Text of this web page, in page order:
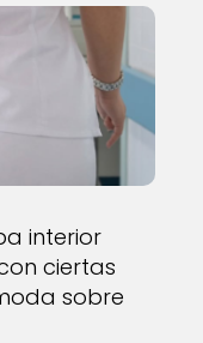
interior
ciertas
sobre